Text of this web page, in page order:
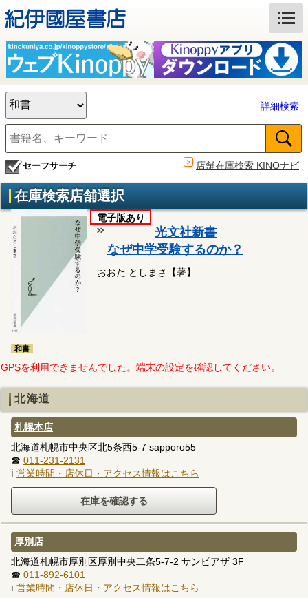
詳細検索
セーフサーチ 店舗在庫検索 KINOナビ
在庫検索店舗選択
和書
電子版あり
光文社新書
なぜ中学受験するのか？
おおた としまさ【著】
GPSを利用できませんでした。端末の設定を確認してください。
北海道
札幌本店
北海道札幌市中央区北5条西5-7 sapporo55
☎ 011-231-2131
ℹ 営業時間・店休日・アクセス情報はこちら
厚別店
北海道札幌市厚別区厚別中央二条5-7-2 サンピアザ 3F
☎ 011-892-6101
ℹ 営業時間・店休日・アクセス情報はこちら